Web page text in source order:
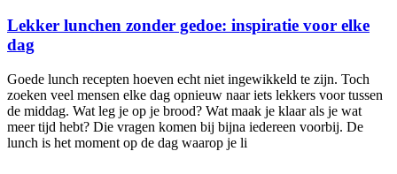
Lekker lunchen zonder gedoe: inspiratie voor elke
dag
Goede lunch recepten hoeven echt niet ingewikkeld te zijn. Toch
zoeken veel mensen elke dag opnieuw naar iets lekkers voor tussen
de middag. Wat leg je op je brood? Wat maak je klaar als je wat
meer tijd hebt? Die vragen komen bij bijna iedereen voorbij. De
lunch is het moment op de dag waarop je li